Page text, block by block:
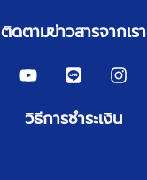
ติดตามข่าวสารจากเรา
วิธีการชำระเงิน